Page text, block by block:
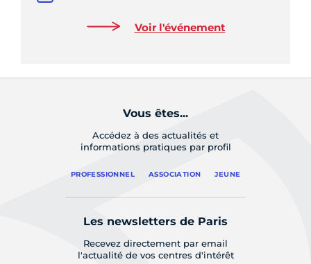
Voir l'événement
Vous êtes...
Accédez à des actualités et
informations pratiques par profil
PROFESSIONNEL ASSOCIATION JEUNE
Les newsletters de Paris
Recevez directement par email
l'actualité de vos centres d'intérêt